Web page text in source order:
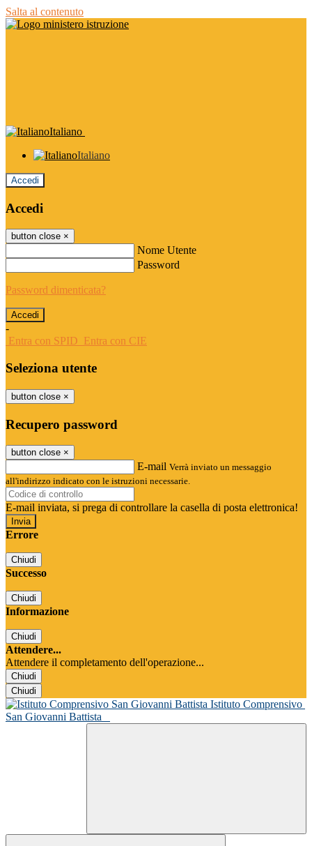
Salta al contenuto
Italiano
Italiano
Accedi
Accedi
button close ×
Nome Utente
Password
Password dimenticata?
-
Entra con SPID Entra con CIE
Seleziona utente
button close ×
Recupero password
button close ×
E-mail Verrà inviato un messaggio
all'indirizzo indicato con le istruzioni necessarie.
E-mail inviata, si prega di controllare la casella di posta elettronica!
Errore
Chiudi
Successo
Chiudi
Informazione
Chiudi
Attendere...
Attendere il completamento dell'operazione...
Chiudi
Chiudi
Istituto Comprensivo
San Giovanni Battista